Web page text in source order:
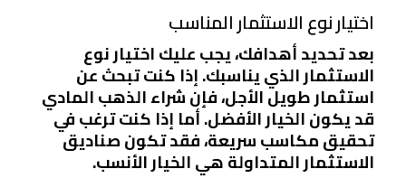
اختيار نوع الاستثمار المناسب
بعد تحديد أهدافك، يجب عليك اختيار نوع
الاستثمار الذي يناسبك. إذا كنت تبحث عن
استثمار طويل الأجل، فإن شراء الذهب المادي
قد يكون الخيار الأفضل. أما إذا كنت ترغب في
تحقيق مكاسب سريعة، فقد تكون صناديق
الاستثمار المتداولة هي الخيار الأنسب.